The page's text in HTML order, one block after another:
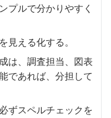
プルで分かりやすく
見える化する。
は、調査担当、図表
であれば、分担して
ずスペルチェックを